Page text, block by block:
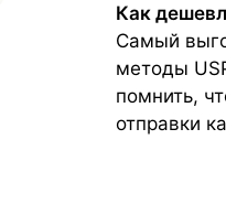
Как
Самый
методы
помнить,
отправки